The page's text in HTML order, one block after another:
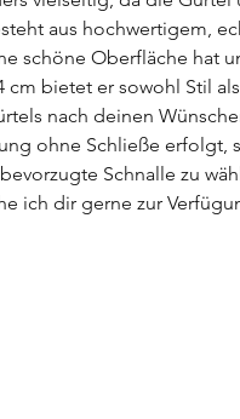
aus hochwertigem,
schöne Oberfläche hat
cm bietet er sowohl Stil
nach deinen
ohne Schließe erfolgt,
Schnalle zu
ich dir gerne zur